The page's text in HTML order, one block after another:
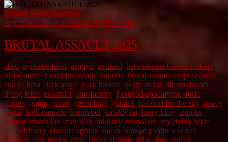
Gallery Show Reviews
September 19, 2025March 28, 2026Miro
BRUTAL ASSAULT 2025
absu agnostic front, asphyx avulsed between the buried and me,
black metal blood fire death brujeria brutal assault crypt sermon,
cult of luna dark angel dark funeral death metal, dimmu borgir,
dying fetus exhorder, fear factory, fleshgod apocalypse, furia,
gaerea, gojira grave green lung gutalax harakiri for the sky, heavy
metal high parasite karnivool kataklysm kerry king leprous
mantar, mastodon mayhem ministry, monolord my dying bride
nile, obituary, obscure sphinx opeth orange goblin overkill
paradise lost prong rezn rivers of nihil ruim sigh slayer,